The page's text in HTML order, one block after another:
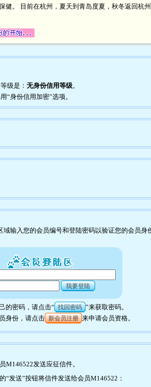
。 目前在杭州，夏天到青岛度夏，秋冬返回杭
级是： 无身份信用等级。
“身份信用加密”选项。
域输入您的会员编号和登陆密码以验证您的会员身
我要登陆
的密码，请点击“ 找回密码 ”来获取密码。
身份，请点击 新会员注册 来申请会员资格。
M146522发送应征信件。
发送”按钮将信件发送给会员M146522：